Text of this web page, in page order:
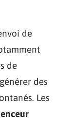
de
de
des
Les